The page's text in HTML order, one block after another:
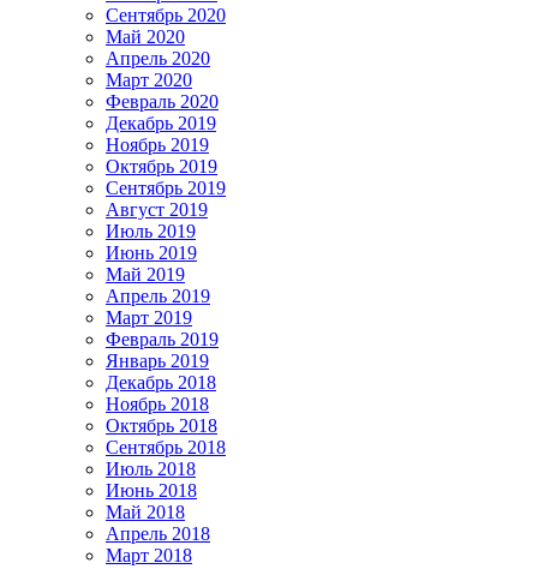
Сентябрь 2020
Май 2020
Апрель 2020
Март 2020
Февраль 2020
Декабрь 2019
Ноябрь 2019
Октябрь 2019
Сентябрь 2019
Август 2019
Июль 2019
Июнь 2019
Май 2019
Апрель 2019
Март 2019
Февраль 2019
Январь 2019
Декабрь 2018
Ноябрь 2018
Октябрь 2018
Сентябрь 2018
Июль 2018
Июнь 2018
Май 2018
Апрель 2018
Март 2018